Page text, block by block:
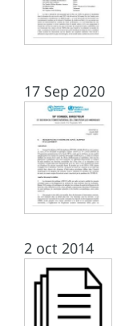
17 Sep 2020
2 oct 2014